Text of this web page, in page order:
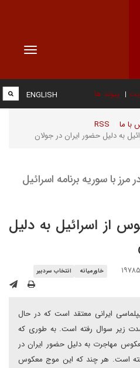
Toggle
پیوند ها
با ما RSS
ENGLISH
به دلیل حضور ایران در جولان
با سوریه برنامه اسرائیل
از اسرائیل به دلیل
خاورمیانه انتخاب سردبیر
ایرانی معتقد است که در حال
زیر سوال رفته است. به طوری که
مهاجرت به دلیل حضور ایران در
است. هر چند که این موج معکوس